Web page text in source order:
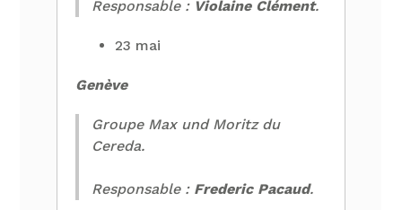
Responsable : Violaine Clément.
23 mai
Genève
Groupe Max und Moritz du
Cereda.
Responsable : Frederic Pacaud.